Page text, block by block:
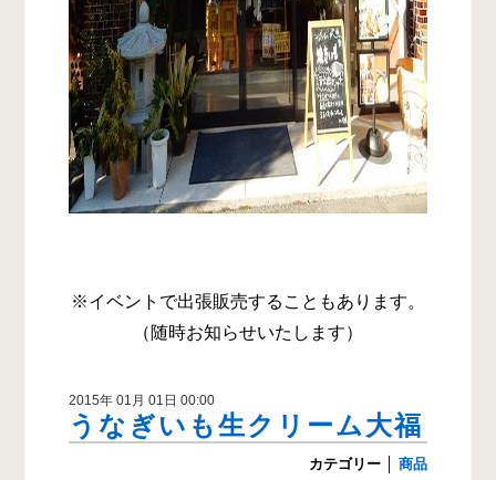
※イベントで出張販売することもあります。
（随時お知らせいたします）
2015年 01月 01日 00:00
うなぎいも生クリーム大福
カテゴリー 商品